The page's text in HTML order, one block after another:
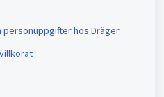
personuppgifter hos Dräger